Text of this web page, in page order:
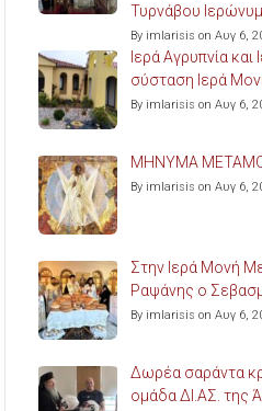
Τυρνάβου
By imlarisis on Αυγ 6,
Ιερά Αγρυπνία
σύσταση Ιερά
By imlarisis on Αυγ 6,
ΜΗΝΥΜΑ
By imlarisis on Αυγ 6,
Στην Ιερά Μονή
Ραψάνης ο
By imlarisis on Αυγ 6,
Δωρέα σαράντα
ομάδα ΔΙ.ΑΣ. της